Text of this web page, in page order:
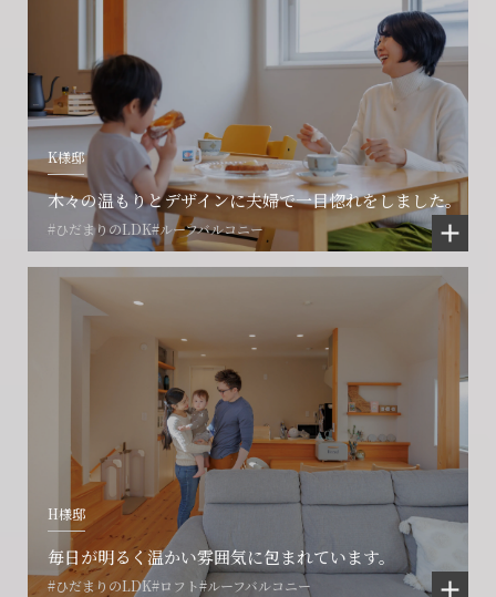
K様邸
木々の温もりとデザインに夫婦で一目惚れをしました。
#ひだまりのLDK#ルーフバルコニー
H様邸
毎日が明るく温かい雰囲気に包まれています。
#ひだまりのLDK#ロフト#ルーフバルコニー
会社に関することや物件についての
ご相談はこちら
フォームからのお問い合わせ
CONTACT
お電話でのお問い合わせ
0466-24-2478
営業時間9:30~18:30 水曜定休
賃貸物件入居者様の
お困りごとのご相談はこちら
解約のお申し込み
プロコール24ご利用の方
0120-073-386
土地の活用・賃貸経営に関する
ご相談はこちら
フォームからのお問い合わせ
CONTACT
賃貸管理事業部へのお問い合わせ
0466-24-2478
営業時間9:30~18:30 水曜定休